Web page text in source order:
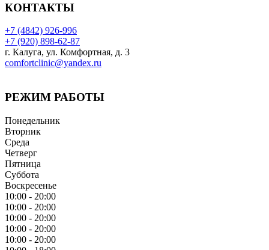
КОНТАКТЫ
+7 (4842) 926-996
+7 (920) 898-62-87
г. Калуга, ул. Комфортная, д. 3
comfortclinic@yandex.ru
РЕЖИМ РАБОТЫ
Понедельник
Вторник
Среда
Четверг
Пятница
Суббота
Воскресенье
10:00 - 20:00
10:00 - 20:00
10:00 - 20:00
10:00 - 20:00
10:00 - 20:00